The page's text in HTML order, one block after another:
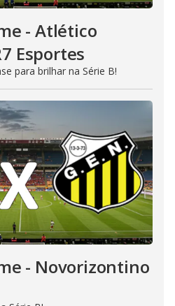
- Atlético
Esportes
para brilhar na Série B!
- Novorizontino